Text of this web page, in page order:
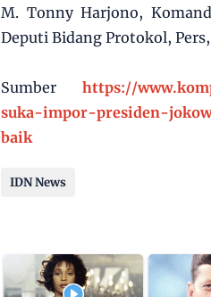
M. Tonny Harjono,
Deputi Bidang Protokol,
Sumber https://
suka-impor-presiden-
baik
IDN News